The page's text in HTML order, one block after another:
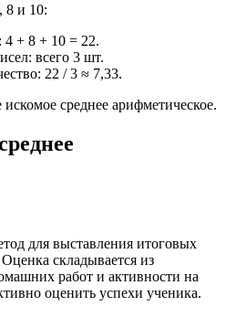
8 и 10:
4 + 8 + 10 = 22.
всего 3 шт.
22 / 3 ≈ 7,33.
среднее арифметическое.
для выставления итоговых
складывается из
работ и активности на
оценить успехи ученика.